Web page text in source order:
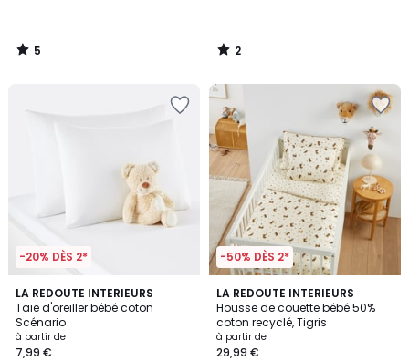
5
/
2
/
-20% DÈS 2*
LA REDOUTE INTERIEURS
Taie d'oreiller bébé coton
Scénario
à partir de
7,99 €
4,4
/ 5
5
Couleurs
-50% DÈS 2*
LA REDOUTE INTERIEURS
Housse de couette bébé 50%
coton recyclé, Tigris
à partir de
29,99 €